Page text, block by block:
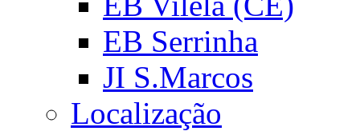
EB Serrinha
JI S.Marcos
Localização